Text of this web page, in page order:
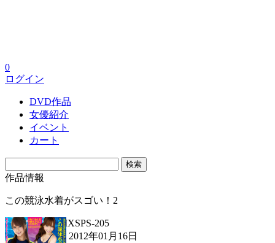
0
ログイン
DVD作品
女優紹介
イベント
カート
作品情報
この競泳水着がスゴい！2
品番：MXSPS-205
発売日： 2012年01月16日